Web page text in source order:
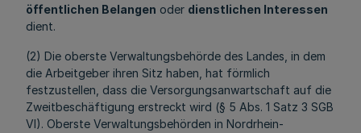
öffentlichen Belangen oder dienstlichen Interessen
dient.
(2) Die oberste Verwaltungsbehörde des Landes, in dem
die Arbeitgeber ihren Sitz haben, hat förmlich
festzustellen, dass die Versorgungsanwartschaft auf die
Zweitbeschäftigung erstreckt wird (§ 5 Abs. 1 Satz 3 SGB
VI). Oberste Verwaltungsbehörden in Nordrhein-